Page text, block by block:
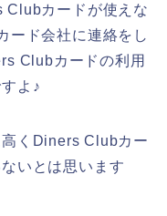
Clubカードが使えな
ード会社に連絡をし
Clubカードの利用
よ♪
くDiners Clubカー
いとは思います